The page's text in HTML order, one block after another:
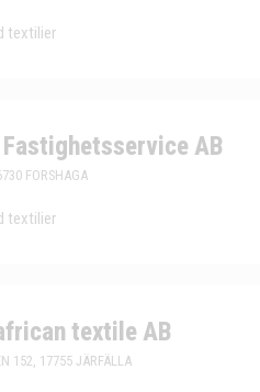
textilier
Fastighetsservice AB
FORSHAGA
textilier
textile AB
152, 17755 JÄRFÄLLA